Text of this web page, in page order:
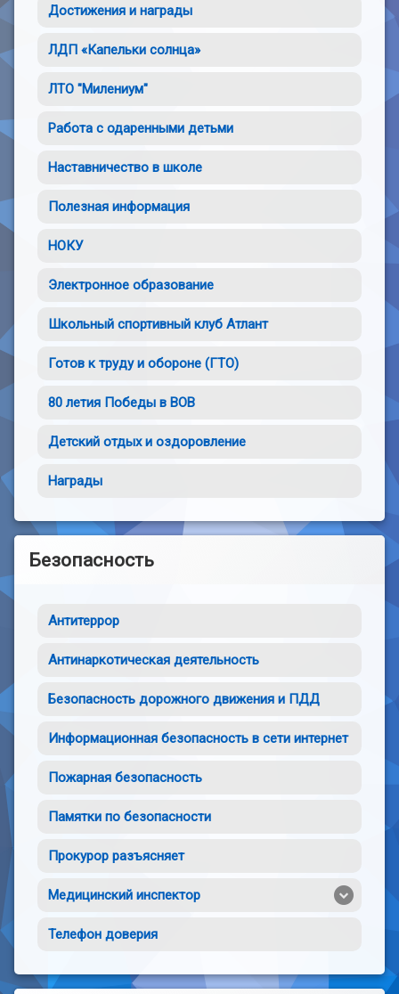
Достижения и награды
ЛДП «Капельки солнца»
ЛТО "Милениум"
Работа с одаренными детьми
Наставничество в школе
Полезная информация
НОКУ
Электронное образование
Школьный спортивный клуб Атлант
Готов к труду и обороне (ГТО)
80 летия Победы в ВОВ
Детский отдых и оздоровление
Награды
Безопасность
Антитеррор
Антинаркотическая деятельность
Безопасность дорожного движения и ПДД
Информационная безопасность в сети интернет
Пожарная безопасность
Памятки по безопасности
Прокурор разъясняет
Медицинский инспектор
Телефон доверия